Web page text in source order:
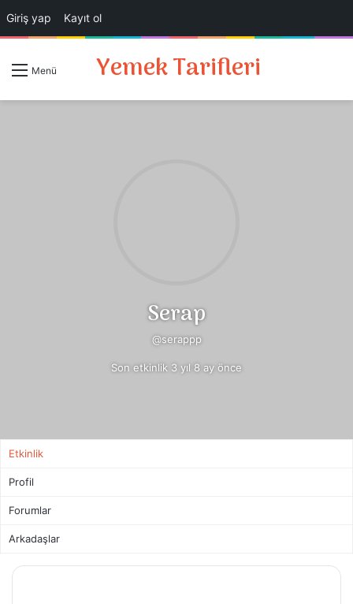
Giriş yap Kayıt ol
Menü Giriş Yap
Yemek Tarifleri
Serap
@serappp
Son etkinlik 3 yıl 8 ay önce
Etkinlik
Profil
Forumlar
Arkadaşlar